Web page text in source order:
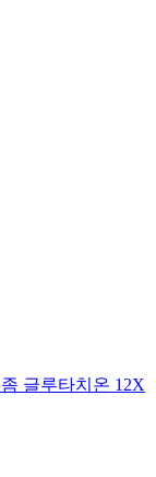
글루타치온 12X